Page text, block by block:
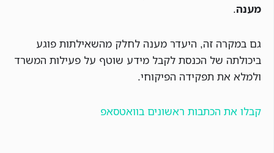
מענה.
גם במקרה זה, היעדר מענה לחלק מהשאילתות פוגע
ביכולתה של הכנסת לקבל מידע שוטף על פעילות המשרד
ולמלא את תפקידה הפיקוחי.
קבלו את הכתבות ראשונים בוואטסאפ